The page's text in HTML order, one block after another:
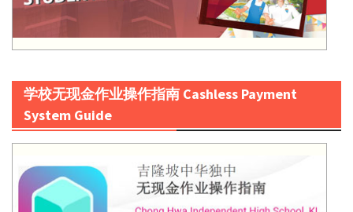
学校无现金作业操作指南 Cashless Payment
System Guide